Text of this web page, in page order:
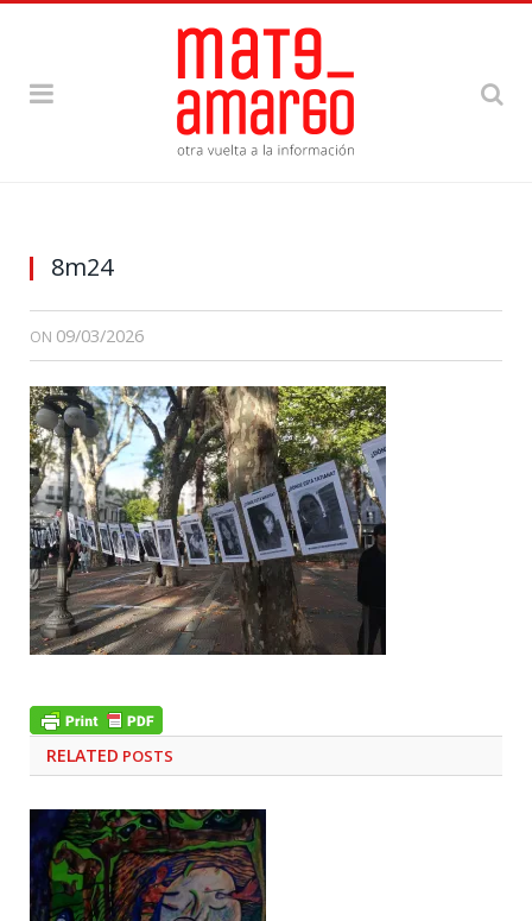
8m24
ON 09/03/2026
RELATED POSTS